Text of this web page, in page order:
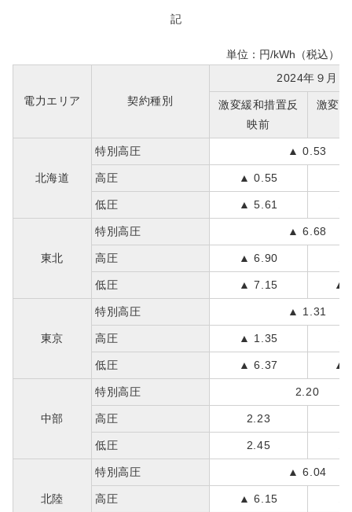
記
単位：円/kWh（税込）
電力エリア 契約種別
2024年９月
激変緩和措置反
映前
激変
北海道
特別高圧 ▲ 0.53
高圧 ▲ 0.55
低圧 ▲ 5.61
東北
特別高圧 ▲ 6.68
高圧 ▲ 6.90
低圧 ▲ 7.15 ▲
東京
特別高圧 ▲ 1.31
高圧 ▲ 1.35
低圧 ▲ 6.37 ▲
中部
特別高圧 2.20
高圧 2.23
低圧 2.45
北陸
特別高圧 ▲ 6.04
高圧 ▲ 6.15